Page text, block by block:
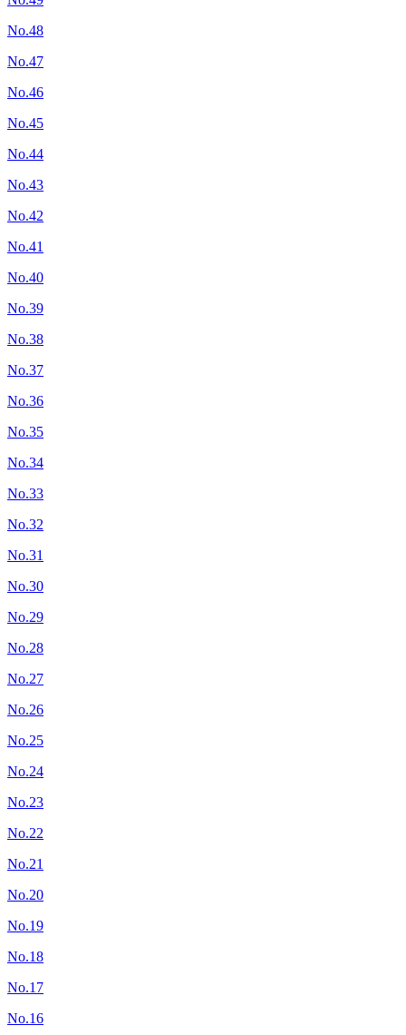
No.48
No.47
No.46
No.45
No.44
No.43
No.42
No.41
No.40
No.39
No.38
No.37
No.36
No.35
No.34
No.33
No.32
No.31
No.30
No.29
No.28
No.27
No.26
No.25
No.24
No.23
No.22
No.21
No.20
No.19
No.18
No.17
No.16